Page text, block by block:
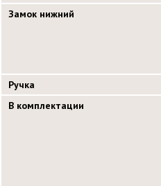
Замок нижний
Ручка
В комплектации